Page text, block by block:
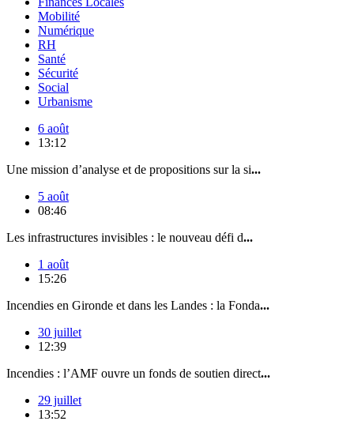
Mobilité
Numérique
RH
Santé
Sécurité
Social
Urbanisme
6 août
13:12
Une mission d’analyse et de propositions sur la si...
5 août
08:46
Les infrastructures invisibles : le nouveau défi d...
1 août
15:26
Incendies en Gironde et dans les Landes : la Fonda...
30 juillet
12:39
Incendies : l’AMF ouvre un fonds de soutien direct...
29 juillet
13:52